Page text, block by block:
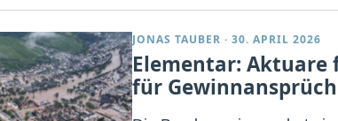
JONAS TAUBER · 30. APRIL 2026
Elementar: Aktuare
für